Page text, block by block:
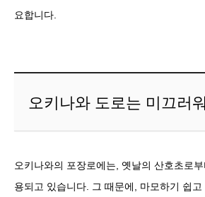
요합니다.
오키나와 도로는 미끄러
오키나와의 포장로에는, 옛날의 산호초로
용되고 있습니다. 그 때문에, 마모하기 쉽